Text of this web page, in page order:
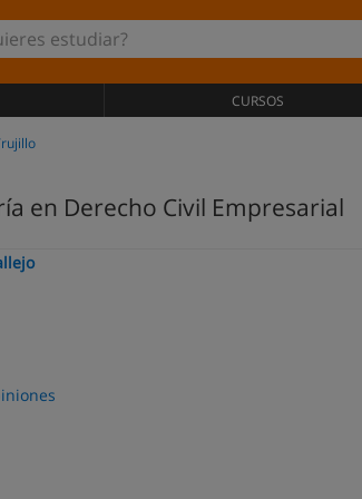
CURSOS
en Derecho Civil Empresarial